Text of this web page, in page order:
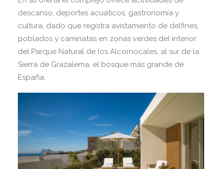
descanso, deportes acuáticos, gastronomía y
cultura, dado que registra avistamiento de delfines,
poblados y caminatas en zonas verdes del interior
del Parque Natural de los Alcornocales, al sur de la
Sierra de Grazalema, el bosque más grande de
España.